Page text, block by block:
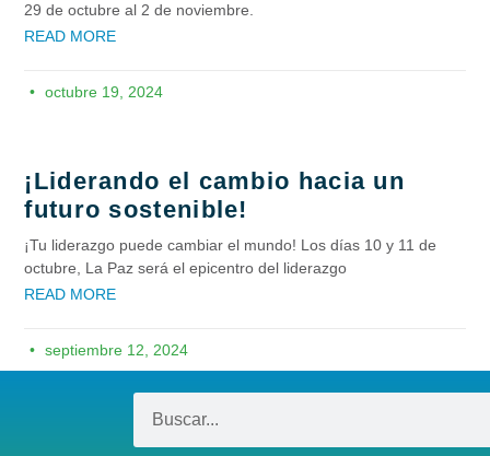
29 de octubre al 2 de noviembre.
READ MORE
octubre 19, 2024
¡Liderando el cambio hacia un
futuro sostenible!​
¡Tu liderazgo puede cambiar el mundo! Los días 10 y 11 de
octubre, La Paz será el epicentro del liderazgo
READ MORE
septiembre 12, 2024